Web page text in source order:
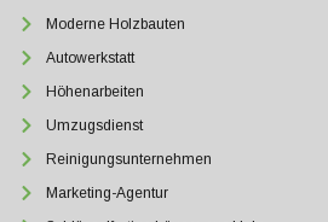
Moderne Holzbauten
Autowerkstatt
Höhenarbeiten
Umzugsdienst
Reinigungsunternehmen
Marketing-Agentur